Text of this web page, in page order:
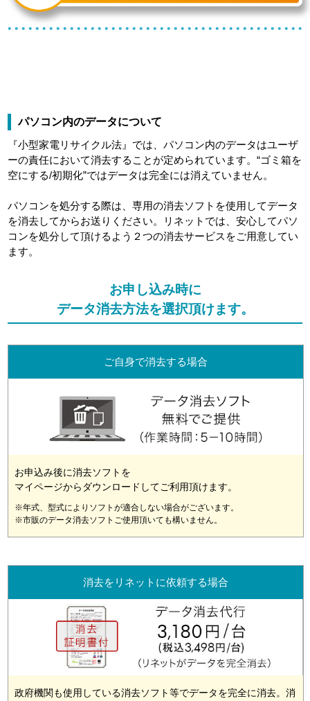
パソコン内のデータについて
『小型家電リサイクル法』では、パソコン内のデータはユーザ
ーの責任において消去することが定められています。“ゴミ箱を
空にする/初期化”ではデータは完全には消えていません。
パソコンを処分する際は、専用の消去ソフトを使用してデータ
を消去してからお送りください。リネットでは、安心してパソ
コンを処分して頂けるよう２つの消去サービスをご用意してい
ます。
お申し込み時に
データ消去方法を選択頂けます。
ご自身で消去する場合
お申込み後に消去ソフトを
マイページからダウンロードしてご利用頂けます。
※年式、型式によりソフトが適合しない場合がございます。
※市販のデータ消去ソフトご使用頂いても構いません。
消去をリネットに依頼する場合
政府機関も使用している消去ソフト等でデータを完全に消去。消